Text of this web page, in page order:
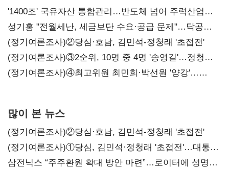
'1400조' 국유자산 통합관리…반도체 넘어 주력산업
구조혁신
성기홍 "전월세난, 세금보단 수요·공급 문제"…닥공
시사
(정기여론조사)②당심·호남, 김민석-정청래 '초접전'
(정기여론조사)③2순위, 10명 중 4명 '송영길'…정청래
'한 자릿수'
(정기여론조사)④최고위원 최민희·박선원 '양강'…
많이 본 뉴스
(정기여론조사)②당심·호남, 김민석-정청래 '초접전'
(정기여론조사)①당심, 김민석·정청래 '초접전'…대통령
지지도 '50% 아래로'(종합)
삼전닉스 “주주환원 확대 방안 마련”…로이터에 성명